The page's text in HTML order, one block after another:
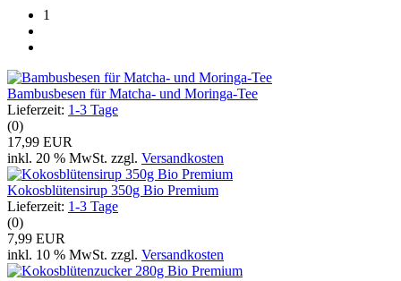
1
Bambusbesen für Matcha- und Moringa-Tee
Lieferzeit: 1-3 Tage
(0)
17,99 EUR
inkl. 20 % MwSt. zzgl. Versandkosten
Kokosblütensirup 350g Bio Premium
Lieferzeit: 1-3 Tage
(0)
7,99 EUR
inkl. 10 % MwSt. zzgl. Versandkosten